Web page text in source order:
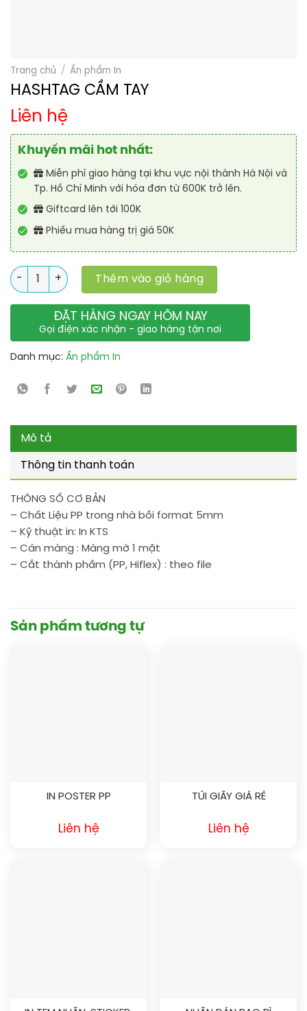
Trang chủ / Ấn phẩm In
HASHTAG CẦM TAY
Liên hệ
Khuyến mãi hot nhất:
Miễn phí giao hàng tại khu vực nội thành Hà Nội và
Tp. Hồ Chí Minh với hóa đơn từ 600K trở lên.
Giftcard lên tới 100K
Phiếu mua hàng trị giá 50K
Số lượng
Thêm vào giỏ hàng
ĐẶT HÀNG NGAY HÔM NAY
Gọi điện xác nhận - giao hàng tận nơi
Danh mục: Ấn phẩm In
Mô tả
Thông tin thanh toán
THÔNG SỐ CƠ BẢN
– Chất Liệu PP trong nhà bồi format 5mm
– Kỹ thuật in: In KTS
– Cán màng : Màng mờ 1 mặt
– Cắt thành phầm (PP, Hiflex) : theo file
Sản phẩm tương tự
IN POSTER PP
Liên hệ
TÚI GIẤY GIÁ RẺ
Liên hệ